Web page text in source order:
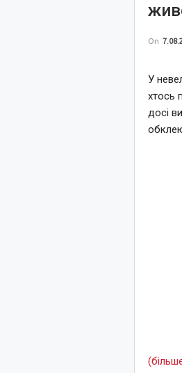
On
У
хтось
досі